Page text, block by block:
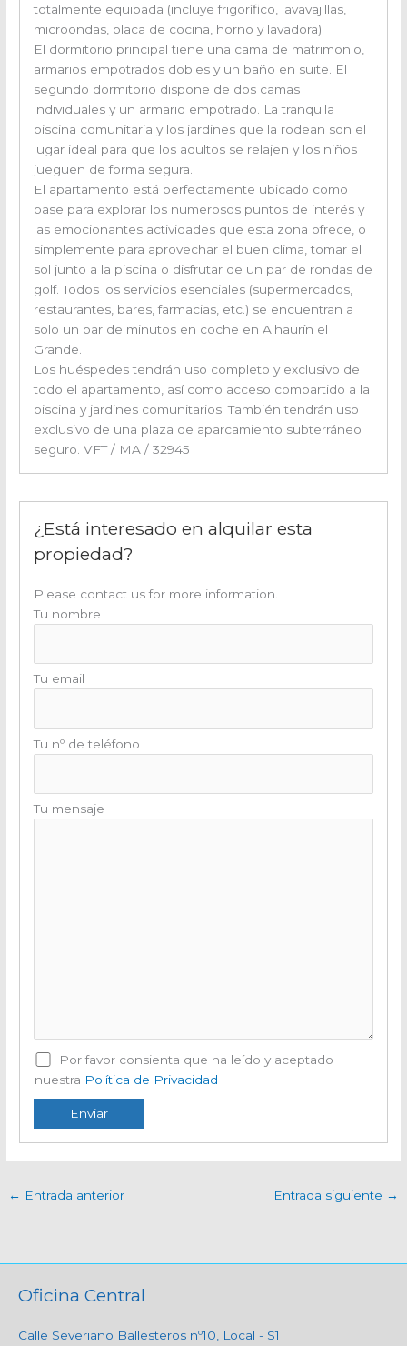
totalmente equipada (incluye frigorífico, lavavajillas,
microondas, placa de cocina, horno y lavadora).
El dormitorio principal tiene una cama de matrimonio,
armarios empotrados dobles y un baño en suite. El
segundo dormitorio dispone de dos camas
individuales y un armario empotrado. La tranquila
piscina comunitaria y los jardines que la rodean son el
lugar ideal para que los adultos se relajen y los niños
jueguen de forma segura.
El apartamento está perfectamente ubicado como
base para explorar los numerosos puntos de interés y
las emocionantes actividades que esta zona ofrece, o
simplemente para aprovechar el buen clima, tomar el
sol junto a la piscina o disfrutar de un par de rondas de
golf. Todos los servicios esenciales (supermercados,
restaurantes, bares, farmacias, etc.) se encuentran a
solo un par de minutos en coche en Alhaurín el
Grande.
Los huéspedes tendrán uso completo y exclusivo de
todo el apartamento, así como acceso compartido a la
piscina y jardines comunitarios. También tendrán uso
exclusivo de una plaza de aparcamiento subterráneo
seguro. VFT / MA / 32945
¿Está interesado en alquilar esta
propiedad?
Please contact us for more information.
Tu nombre
Tu email
Tu nº de teléfono
Tu mensaje
Por favor consienta que ha leído y aceptado
nuestra Política de Privacidad
← Entrada anterior Entrada siguiente →
Oficina Central
Calle Severiano Ballesteros nº10, Local - S1